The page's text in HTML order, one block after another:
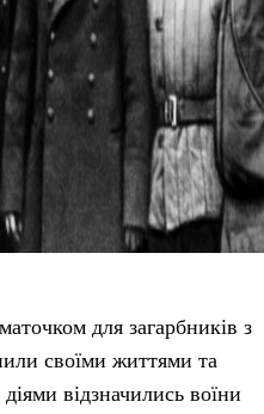
для загарбників з
своїми життями та
відзначились воїни